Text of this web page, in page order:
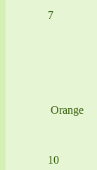
7
Orange
10